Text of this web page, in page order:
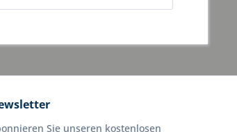
Sie unseren kostenlosen